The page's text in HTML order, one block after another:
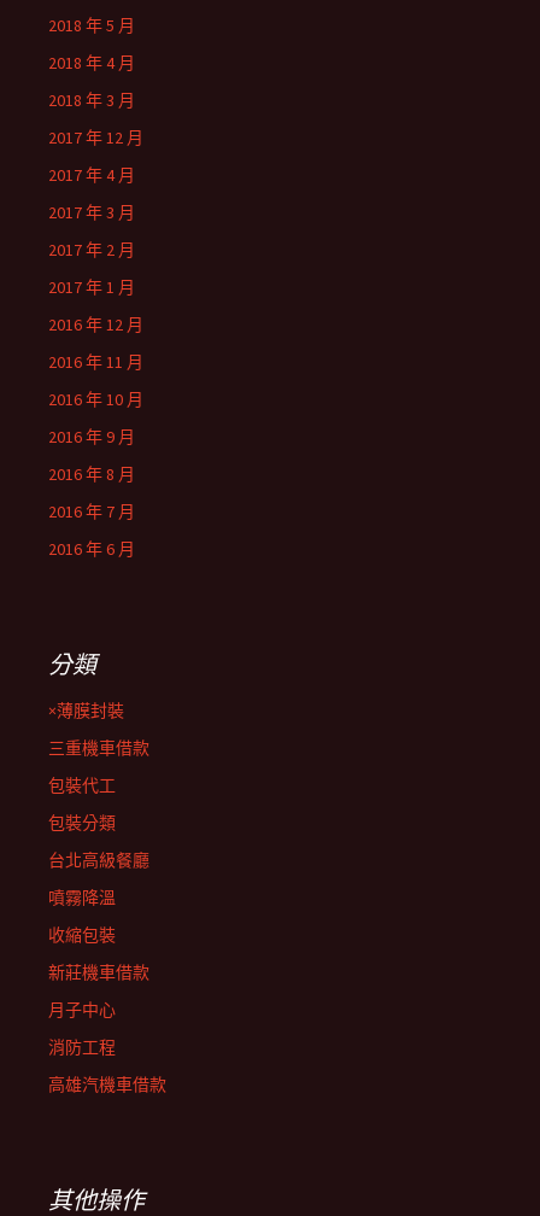
2018 年 5 月
2018 年 4 月
2018 年 3 月
2017 年 12 月
2017 年 4 月
2017 年 3 月
2017 年 2 月
2017 年 1 月
2016 年 12 月
2016 年 11 月
2016 年 10 月
2016 年 9 月
2016 年 8 月
2016 年 7 月
2016 年 6 月
分類
×薄膜封裝
三重機車借款
包裝代工
包裝分類
台北高級餐廳
噴霧降溫
收縮包裝
新莊機車借款
月子中心
消防工程
高雄汽機車借款
其他操作